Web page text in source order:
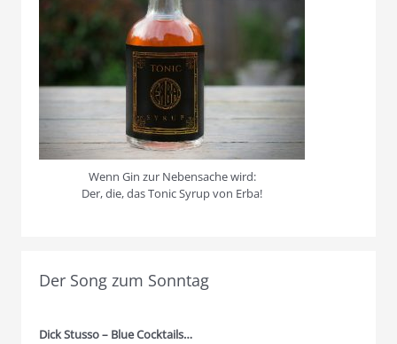
Wenn Gin zur Nebensache wird:
Der, die, das Tonic Syrup von Erba!
Der Song zum Sonntag
Dick Stusso – Blue Cocktails…